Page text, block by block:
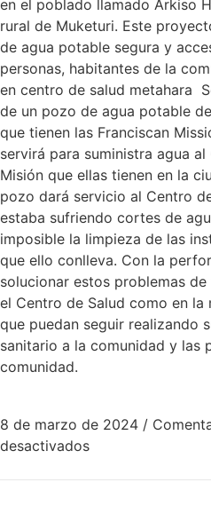
en el poblado llamado Arkiso
rural de Muketuri. Este
de agua potable segura y
personas, habitantes de la
en centro de salud metahara
de un pozo de agua potable
que tienen las Franciscan
servirá para suministra agua
Misión que ellas tienen en la
pozo dará servicio al Centro
estaba sufriendo cortes de
imposible la limpieza de las
que ello conlleva. Con la
solucionar estos problemas
el Centro de Salud como en la
que puedan seguir realizando
sanitario a la comunidad y las
comunidad.
8 de marzo de 2024 /
desactivados